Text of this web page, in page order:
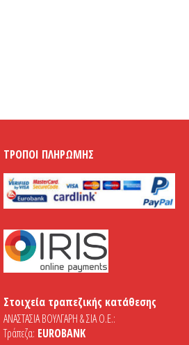
ΤΡΌΠΟΙ ΠΛΗΡΩΜΉΣ
Στοιχεία τραπεζικής κατάθεσης
ΑΝΑΣΤΑΣΙΑ ΒΟΥΛΓΑΡΗ & ΣΙΑ Ο.Ε.:
Τράπεζα: EUROBANK